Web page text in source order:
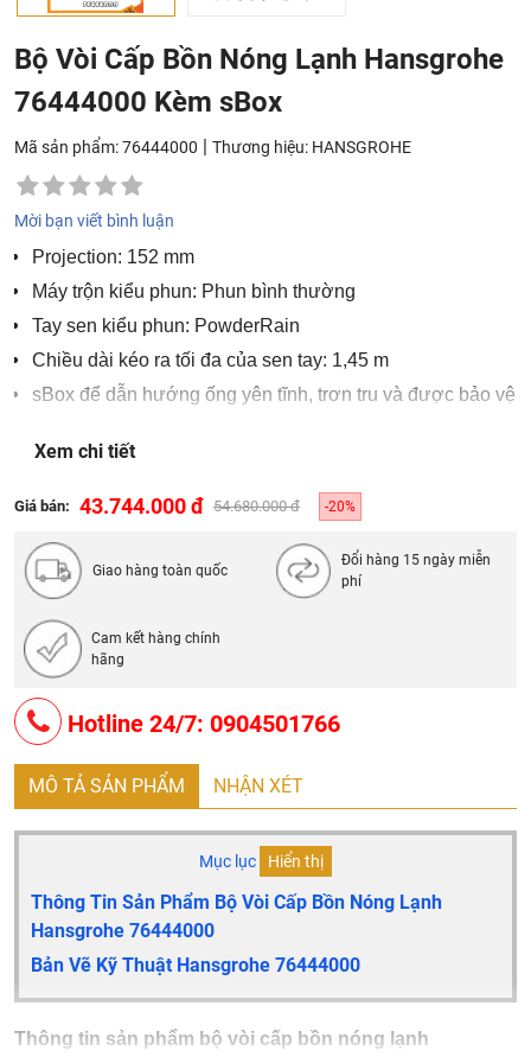
Bộ Vòi Cấp Bồn Nóng Lạnh Hansgrohe
76444000 Kèm sBox
Mã sản phẩm: 76444000 | Thương hiệu: HANSGROHE
Mời bạn viết bình luận
Projection: 152 mm
Máy trộn kiểu phun: Phun bình thường
Tay sen kiểu phun: PowderRain
Chiều dài kéo ra tối đa của sen tay: 1,45 m
sBox để dẫn hướng ống yên tĩnh, trơn tru và được bảo vệ
Tốc độ dòng chảy cho vòi tắm ở 3 bar: 23,5 l/min
Lưu lượng sen tay 3 bar: 10,2 l/min
Van một chiều
Kích thước kết nối: DN15
Loại kết nối: bộ cơ bản
Tối thiểu áp suất vận hành: 1 bar
Tối đa áp suất vận hành: 10 bar
Made In Germany
Xem chi tiết
Giá bán: 43.744.000 đ 54.680.000 đ -20%
Giao hàng toàn quốc
Đổi hàng 15 ngày miễn
phí
Cam kết hàng chính
hãng
Hotline 24/7: 0904501766
MÔ TẢ SẢN PHẨM NHẬN XÉT
Mục lục Hiển thị
Thông Tin Sản Phẩm Bộ Vòi Cấp Bồn Nóng Lạnh
Hansgrohe 76444000
Bản Vẽ Kỹ Thuật Hansgrohe 76444000
Thông tin sản phẩm bộ vòi cấp bồn nóng lạnh